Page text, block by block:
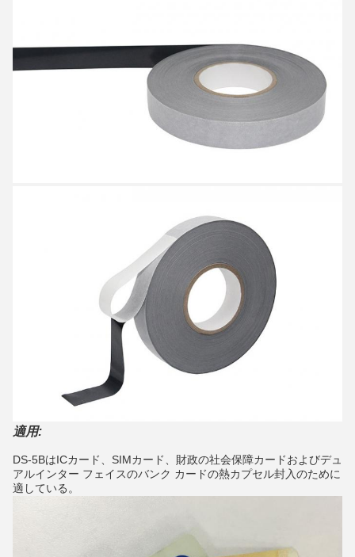
適用:
DS-5BはICカード、SIMカード、財政の社会保障カードおよびデュ
アルインター フェイスのバンク カードの熱カプセル封入のために
適している。